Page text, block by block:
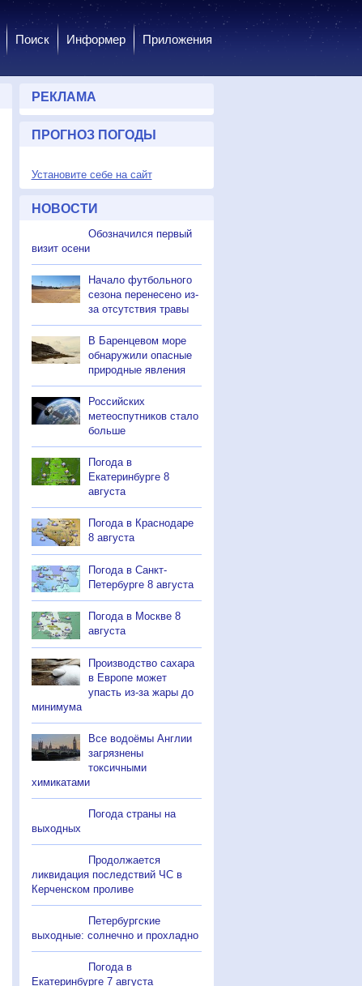
Поиск Информер Приложения
РЕКЛАМА
ПРОГНОЗ ПОГОДЫ
Установите себе на сайт
НОВОСТИ
Обозначился первый
визит осени
Начало футбольного
сезона перенесено из-
за отсутствия травы
В Баренцевом море
обнаружили опасные
природные явления
Российских
метеоспутников стало
больше
Погода в
Екатеринбурге 8
августа
Погода в Краснодаре
8 августа
Погода в Санкт-
Петербурге 8 августа
Погода в Москве 8
августа
Производство сахара
в Европе может
упасть из-за жары до
минимума
Все водоёмы Англии
загрязнены
токсичными
химикатами
Погода страны на
выходных
Продолжается
ликвидация последствий ЧС в
Керченском проливе
Петербургские
выходные: солнечно и прохладно
Погода в
Екатеринбурге 7 августа